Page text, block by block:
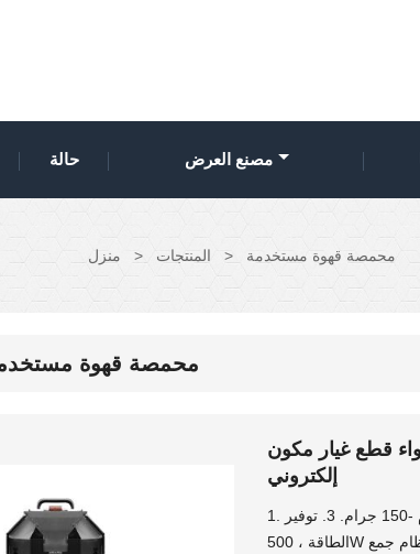
حالة مصنع العرض
منزل > المنتجات > محمصة قهوة مستخدمة
محمصة قهوة
قطع غيار مكون
إلكتروني
1. محمصة قهوة صغيرة. الوزن فقط 6 كجم. 2. السعة 50 جرام -150 جرام. 3. توفير
الطاقة ، 500W فقط. 4. يمكن تحديد التحكم اليدوي والتحكم الحرفي. 5. نظام جمع